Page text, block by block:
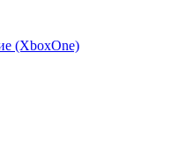
(XboxOne)